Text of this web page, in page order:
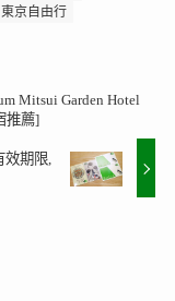
東京自由行
Mitsui Garden Hotel
推薦]
效期限,